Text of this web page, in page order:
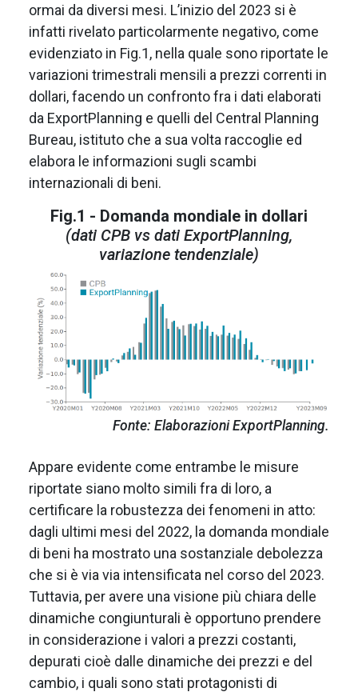
ormai da diversi mesi. L’inizio del 2023 si è
infatti rivelato particolarmente negativo, come
evidenziato in Fig.1, nella quale sono riportate le
variazioni trimestrali mensili a prezzi correnti in
dollari, facendo un confronto fra i dati elaborati
da ExportPlanning e quelli del Central Planning
Bureau, istituto che a sua volta raccoglie ed
elabora le informazioni sugli scambi
internazionali di beni.
Fig.1 - Domanda mondiale in dollari
(dati CPB vs dati ExportPlanning,
variazione tendenziale)
Fonte: Elaborazioni ExportPlanning.
Appare evidente come entrambe le misure
riportate siano molto simili fra di loro, a
certificare la robustezza dei fenomeni in atto:
dagli ultimi mesi del 2022, la domanda mondiale
di beni ha mostrato una sostanziale debolezza
che si è via via intensificata nel corso del 2023.
Tuttavia, per avere una visione più chiara delle
dinamiche congiunturali è opportuno prendere
in considerazione i valori a prezzi costanti,
depurati cioè dalle dinamiche dei prezzi e del
cambio, i quali sono stati protagonisti di